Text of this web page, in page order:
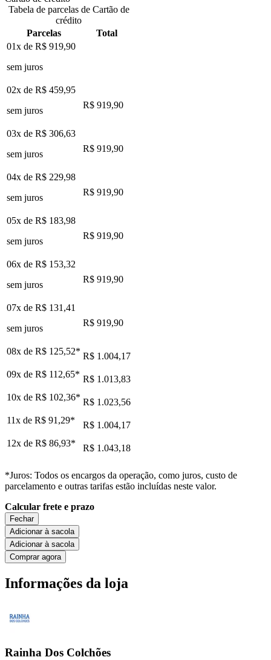
Tabela de parcelas de Cartão de
crédito
Parcelas
Total
01x de R$ 919,90
sem juros
02x de R$ 459,95
sem juros
R$ 919,90
03x de R$ 306,63
sem juros
R$ 919,90
04x de R$ 229,98
sem juros
R$ 919,90
05x de R$ 183,98
sem juros
R$ 919,90
06x de R$ 153,32
sem juros
R$ 919,90
07x de R$ 131,41
sem juros
R$ 919,90
08x de R$ 125,52* R$ 1.004,17
09x de R$ 112,65* R$ 1.013,83
10x de R$ 102,36* R$ 1.023,56
11x de R$ 91,29*
R$ 1.004,17
12x de R$ 86,93* R$ 1.043,18
*Juros: Todos os encargos da operação, como juros, custo de
parcelamento e outras tarifas estão incluídas neste valor.
Calcular frete e prazo
Fechar
Adicionar à sacola
Adicionar à sacola
Comprar agora
Informações da loja
Rainha Dos Colchões